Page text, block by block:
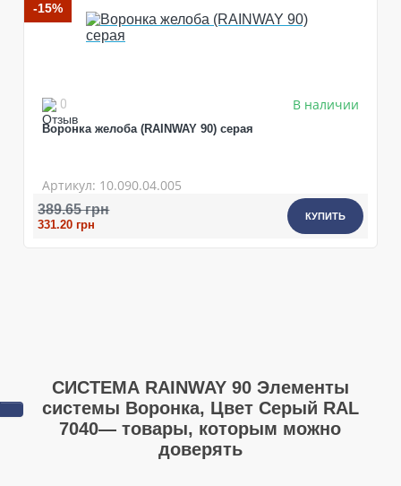
-15%
0 В наличии
Воронка желоба (RAINWAY 90) серая
Артикул: 10.090.04.005
389.65 грн
331.20 грн
КУПИТЬ
СИСТЕМА RAINWAY 90 Элементы
системы Воронка, Цвет Серый RAL
7040— товары, которым можно
доверять